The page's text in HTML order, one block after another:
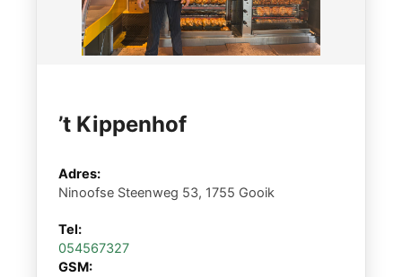
’t Kippenhof
Adres:
Ninoofse Steenweg 53, 1755 Gooik
Tel:
054567327
GSM: